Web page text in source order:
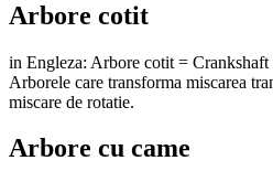
Arbore cotit
in Engleza: Arbore cotit = Crankshaft
Arborele care transforma miscarea
miscare de rotatie.
Arbore cu came